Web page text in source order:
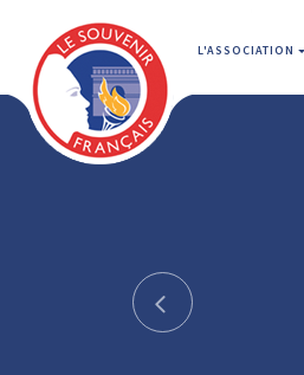
L'ASSOCIATION